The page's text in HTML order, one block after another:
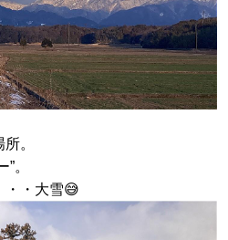
。
。
・・大雪😅